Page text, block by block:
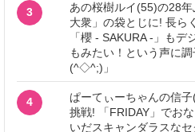
3
あの桜樹ルイ(55)の28
大衆」の袋とじに! 長ら
「櫻 - SAKURA -」も
もみたい！という声に
(^◇^;)」
4
ぱーてぃーちゃんの信
挑戦! 「FRIDAY」でお
いだスキャンダラスな